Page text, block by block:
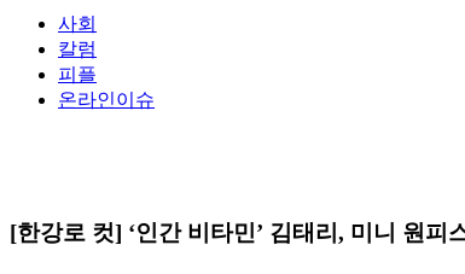
사회
칼럼
피플
온라인이슈
[한강로 컷] ‘인간 비타민’ 김태리, 미니 원피